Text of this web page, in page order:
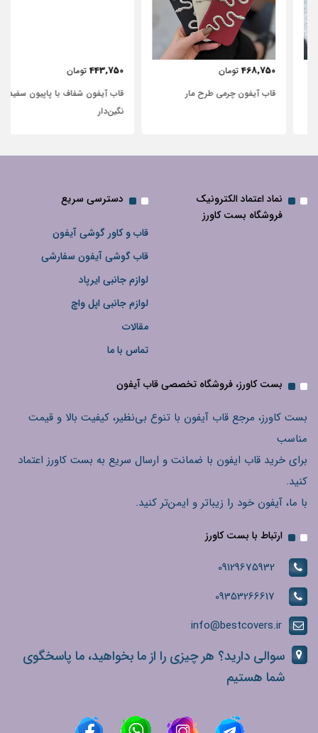
468,750 تومان
قاب آیفون چرمی طرح مار
443,750 تومان
قاب آیفون شفاف با پاپیون سفید و
نگین‌دار
نماد اعتماد الکترونیک
فروشگاه بست کاورز
دسترسی سریع
قاب و کاور گوشی آیفون
قاب گوشی آیفون سفارشی
لوازم جانبی ایرپاد
لوازم جانبی اپل واچ
مقالات
تماس با ما
بست کاورز، فروشگاه تخصصی قاب آیفون
بست کاورز، مرجع قاب آیفون با تنوع بی‌نظیر، کیفیت بالا و قیمت
مناسب
برای خرید قاب ایفون با ضمانت و ارسال سریع به بست کاورز اعتماد
کنید.
با ما، آیفون خود را زیباتر و ایمن‌تر کنید.
ارتباط با بست کاورز
09129675932
09353266617
info@bestcovers.ir
سوالی دارید؟ هر چیزی را از ما بخواهید، ما پاسخگوی
شما هستیم